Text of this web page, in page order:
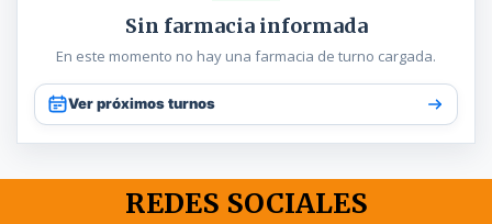
Sin farmacia informada
En este momento no hay una farmacia de turno cargada.
Ver próximos turnos
REDES SOCIALES